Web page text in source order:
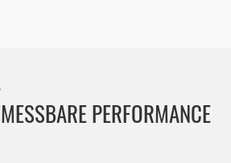
MESSBARE PERFORMANCE